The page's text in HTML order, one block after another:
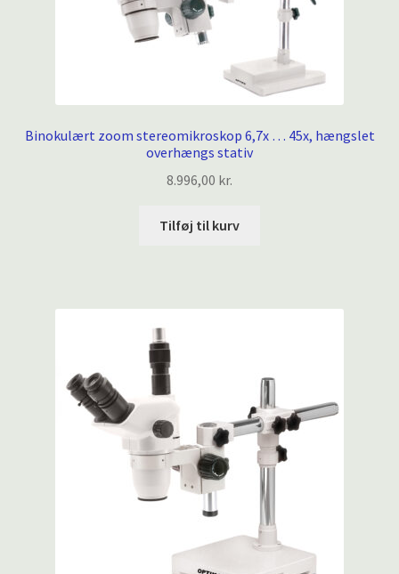
Binokulært zoom stereomikroskop 6,7x … 45x, hængslet
overhængs stativ
8.996,00 kr.
Tilføj til kurv